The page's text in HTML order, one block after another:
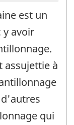
est un
y avoir
assujettie à
qui